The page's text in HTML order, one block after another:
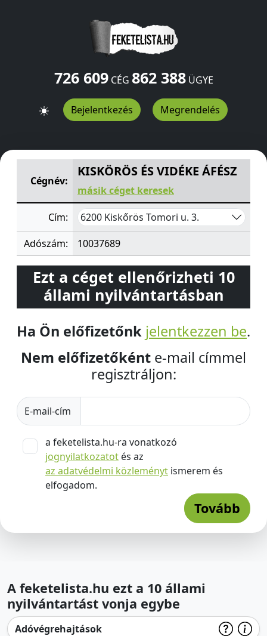
726 609CÉG 862 388ÜGYE
Bejelentkezés Megrendelés
KISKÖRÖS ÉS VIDÉKE ÁFÉSZ Tomori u. 3. Kiskőrös
Cégnév:
KISKÖRÖS ÉS VIDÉKE ÁFÉSZ
másik céget keresek
Cím: 6200 Kiskőrös Tomori u. 3.
Adószám: 10037689
Ezt a céget ellenőrizheti 10
állami nyilvántartásban
Ha Ön előfizetőnk jelentkezzen be.
Nem előfizetőként e-mail címmel
regisztráljon:
E-mail-cím
a feketelista.hu-ra vonatkozó
jognyilatkozatot és az
az adatvédelmi közleményt ismerem és
elfogadom.
Tovább
A feketelista.hu ezt a 10 állami
nyilvántartást vonja egybe
Adóvégrehajtások